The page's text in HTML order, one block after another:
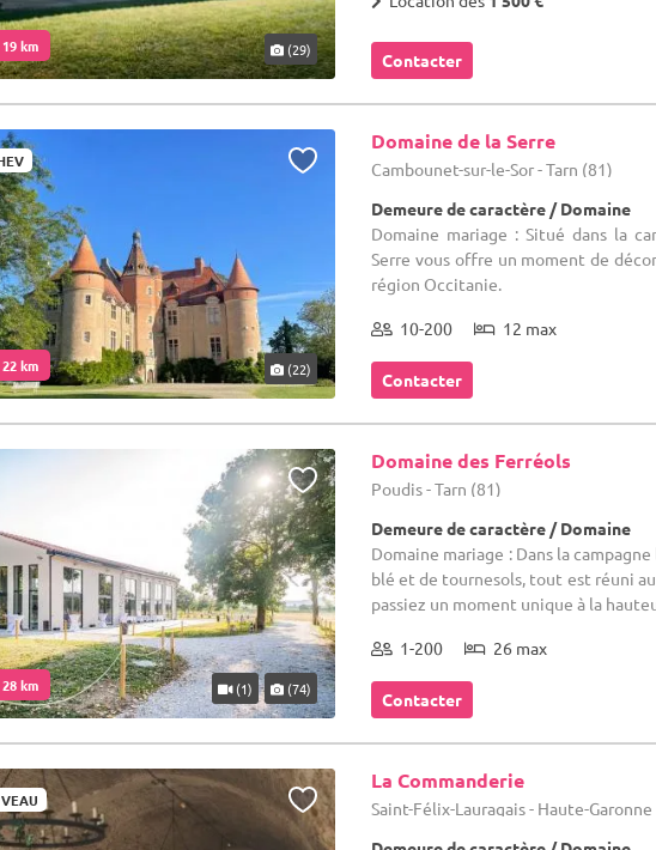
km (29) Contacter
km (22)
Domaine de la Serre
Cambounet-sur-le-Sor - Tarn (81)
Demeure de caractère / Domaine
Domaine mariage : Situé dans la
Serre vous offre un moment de
région Occitanie.
10-200 12 max
Contacter
km (1) (74)
Domaine des Ferréols
Poudis - Tarn (81)
Demeure de caractère / Domaine
Domaine mariage : Dans la
blé et de tournesols, tout est réuni
passiez un moment unique à la
1-200 26 max
Contacter
La Commanderie
Saint-Félix-Lauragais - Haute-